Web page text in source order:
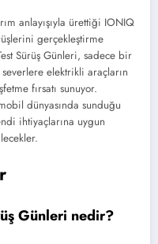
anlayışıyla ürettiği IONIQ
gerçekleştirme
Sürüş Günleri, sadece bir
elektrikli araçların
fırsatı sunuyor.
dünyasında sunduğu
ihtiyaçlarına uygun
Günleri nedir?